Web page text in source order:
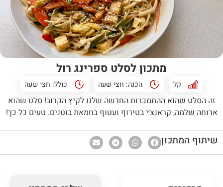
מתכון לסלט ספרינג רול
קל הכנה: חצי שעה כולל: חצי שעה
זה הסלט שהוא ההתמכרות החדשה שלנו לקיץ הקרוב! סלט שהוא
ארוחה שלמה, קראנצ׳י בטירוף ועטוף בחמאת בוטנים. טעים כל כך!
שיתוף המתכון